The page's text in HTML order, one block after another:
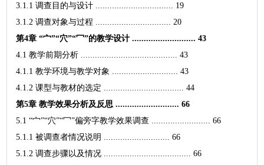
3.1.1 调查目的与设计 ................................. 19
3.1.2 调查对象与过程 ................................ 20
第4章 “宀”“穴”“冖”的教学设计 ........................... 43
4.1 教学前期分析 ......................................... 43
4.1.1 教学环境与教学对象 ............................ 43
4.1.2 课型与教材的选定 .................................. 44
第5章 教学效果分析及反思 ........................... 66
5.1 “宀”“穴”“冖”偏旁字教学效果调查 ......................... 66
5.1.1 被调查者情况说明 ............................ 66
5.1.2 调查步骤以及情况 ..................................... 66